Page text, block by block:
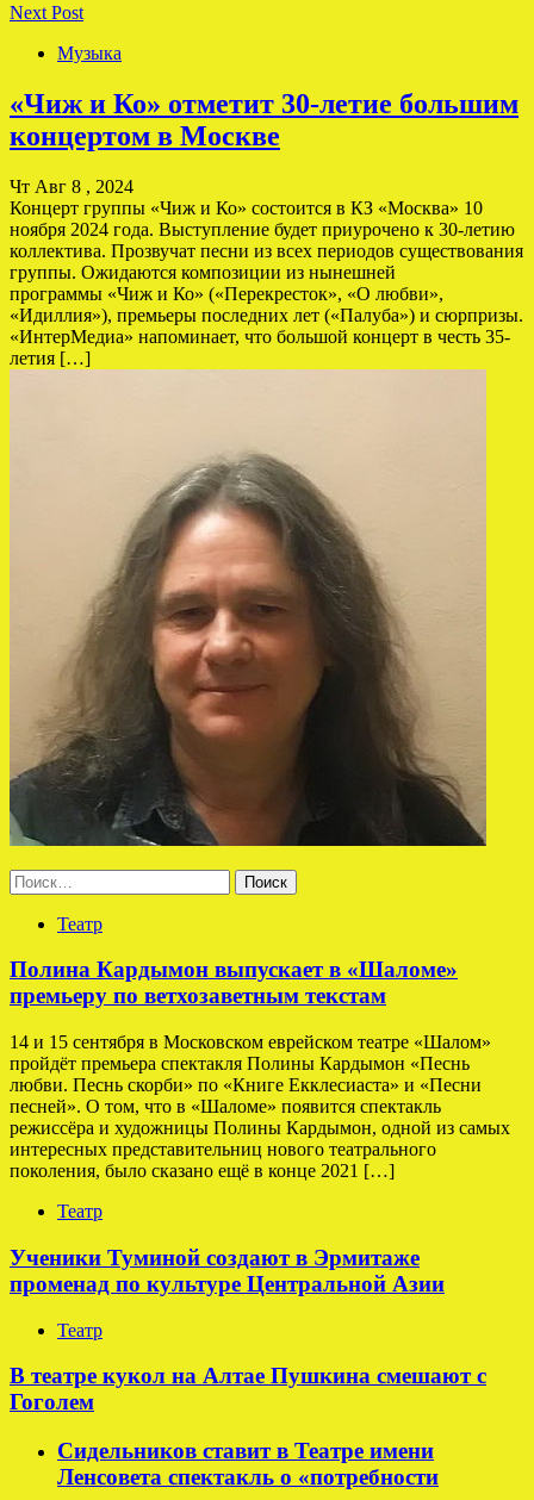
Next Post
Музыка
«Чиж и Ко» отметит 30-летие большим
концертом в Москве
Чт Авг 8 , 2024
Концерт группы «Чиж и Ко» состоится в КЗ «Москва» 10
ноября 2024 года. Выступление будет приурочено к 30-летию
коллектива. Прозвучат песни из всех периодов существования
группы. Ожидаются композиции из нынешней
программы «Чиж и Ко» («Перекресток», «О любви»,
«Идиллия»), премьеры последних лет («Палуба») и сюрпризы.
«ИнтерМедиа» напоминает, что большой концерт в честь 35-
летия […]
Найти:
Театр
Полина Кардымон выпускает в «Шаломе»
премьеру по ветхозаветным текстам
14 и 15 сентября в Московском еврейском театре «Шалом»
пройдёт премьера спектакля Полины Кардымон «Песнь
любви. Песнь скорби» по «Книге Екклесиаста» и «Песни
песней». О том, что в «Шаломе» появится спектакль
режиссёра и художницы Полины Кардымон, одной из самых
интересных представительниц нового театрального
поколения, было сказано ещё в конце 2021 […]
Театр
Ученики Туминой создают в Эрмитаже
променад по культуре Центральной Азии
Театр
В театре кукол на Алтае Пушкина смешают с
Гоголем
Сидельников ставит в Театре имени
Ленсовета спектакль о «потребности